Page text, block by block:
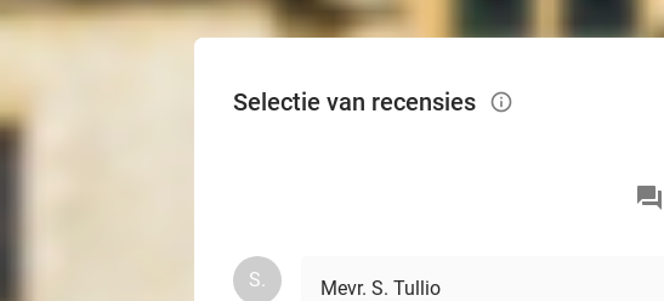
Selectie van recensies info_outlined
S.
Mevr. S. Tullio